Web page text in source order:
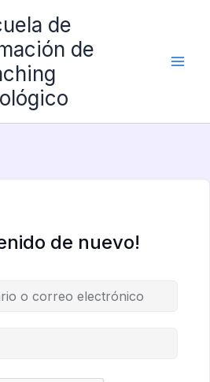
de
de
de nuevo!